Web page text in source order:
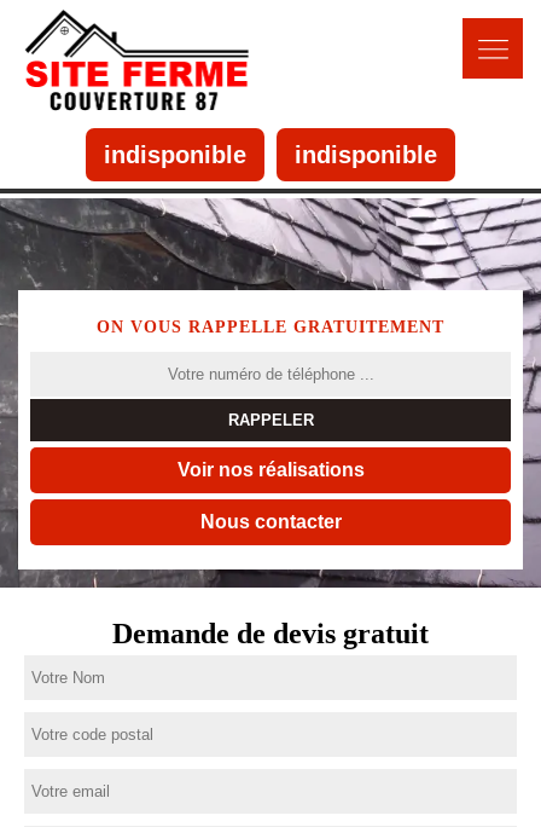
indisponible indisponible
ON VOUS RAPPELLE GRATUITEMENT
Voir nos réalisations
Nous contacter
Demande de devis gratuit